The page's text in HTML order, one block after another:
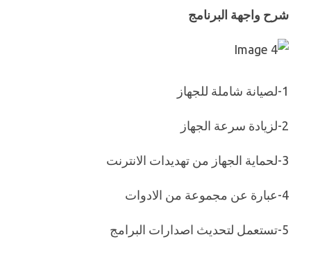
شرح واجهة البرنامج
1-لصيانة شاملة للجهاز
2-لزيادة سرعة الجهاز
3-لحماية الجهاز من تهديدات الانترنت
4-عبارة عن مجموعة من الادوات
5-تستعمل لتحديث اصدارات البرامج